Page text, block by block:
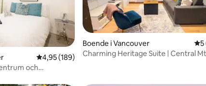
4,95 av 5 i genomsnittligt betyg, 189 omdömen
4,95 (189)
och
Boende i Vancouver 55
Charming Heritage Suite | Central Mt